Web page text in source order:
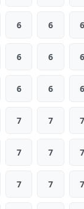
6 6 6
6 6 6
6 6 6
7 7 7
7 7 7
7 7 7